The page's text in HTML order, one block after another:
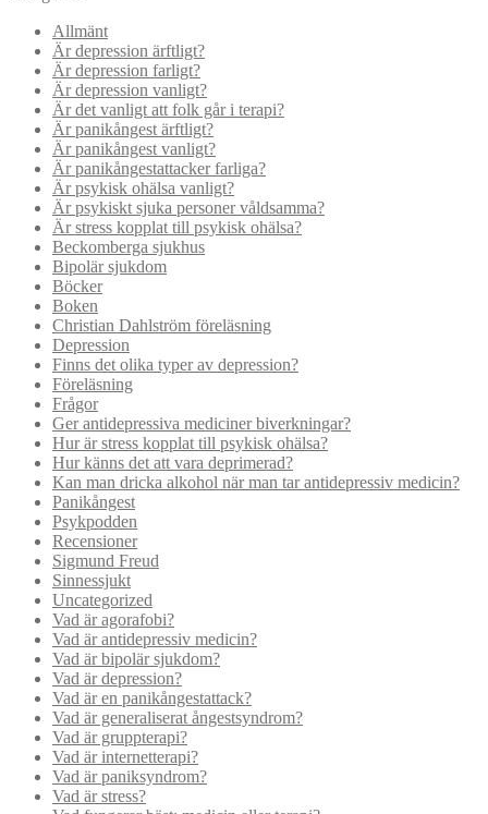
Allmänt
Är depression ärftligt?
Är depression farligt?
Är depression vanligt?
Är det vanligt att folk går i terapi?
Är panikångest ärftligt?
Är panikångest vanligt?
Är panikångestattacker farliga?
Är psykisk ohälsa vanligt?
Är psykiskt sjuka personer våldsamma?
Är stress kopplat till psykisk ohälsa?
Beckomberga sjukhus
Bipolär sjukdom
Böcker
Boken
Christian Dahlström föreläsning
Depression
Finns det olika typer av depression?
Föreläsning
Frågor
Ger antidepressiva mediciner biverkningar?
Hur är stress kopplat till psykisk ohälsa?
Hur känns det att vara deprimerad?
Kan man dricka alkohol när man tar antidepressiv medicin?
Panikångest
Psykpodden
Recensioner
Sigmund Freud
Sinnessjukt
Uncategorized
Vad är agorafobi?
Vad är antidepressiv medicin?
Vad är bipolär sjukdom?
Vad är depression?
Vad är en panikångestattack?
Vad är generaliserat ångestsyndrom?
Vad är gruppterapi?
Vad är internetterapi?
Vad är paniksyndrom?
Vad är stress?